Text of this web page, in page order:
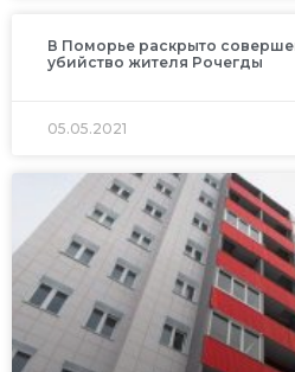
В Поморье раскрыто
убийство жителя Рочегды
05.05.2021